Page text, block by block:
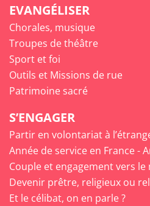
EVANGÉLISER
Chorales, musique
Troupes de théâtre
Sport et foi
Outils et Missions de rue
Patrimoine sacré
S’ENGAGER
Partir en volontariat à
Année de service en France -
Couple et engagement vers le
Devenir prêtre, religieux ou
Et le célibat, on en parle ?